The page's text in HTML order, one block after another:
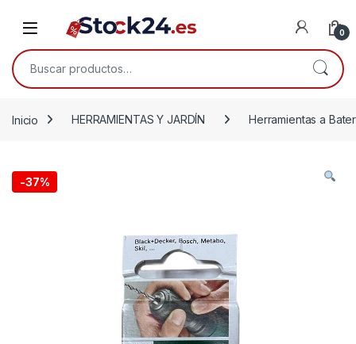
Open 0
Buscar por:
Inicio HERRAMIENTAS Y JARDÍN Herramientas a
-37%